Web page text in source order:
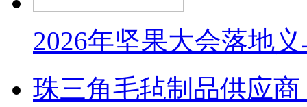
2026年坚果大会落地
珠三角毛毡制品供应